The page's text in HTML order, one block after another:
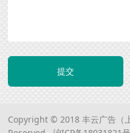
提交
Copyright © 2018 丰云广告（